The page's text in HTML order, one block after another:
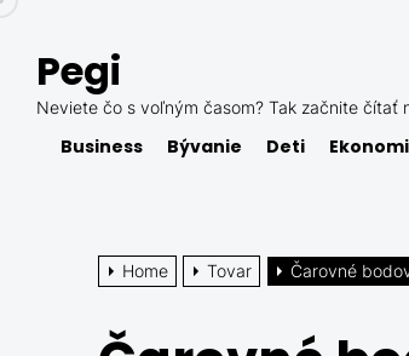
content
Pegi
Neviete čo s voľným časom? Tak začnite čítať
Business Bývanie Deti
Home Tovar Čarovné